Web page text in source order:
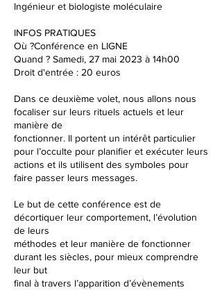
Ingénieur et biologiste moléculaire
INFOS PRATIQUES
Où ?Conférence en LIGNE
Quand ? Samedi, 27 mai 2023 à 14h00
Droit d'entrée : 20 euros
Dans ce deuxième volet, nous allons nous
focaliser sur leurs rituels actuels et leur
manière de
fonctionner. Il portent un intérêt particulier
pour l’occulte pour planifier et exécuter leurs
actions et ils utilisent des symboles pour
faire passer leurs messages.
Le but de cette conférence est de
décortiquer leur comportement, l’évolution
de leurs
méthodes et leur manière de fonctionner
durant les siècles, pour mieux comprendre
leur but
final à travers l’apparition d’évènements